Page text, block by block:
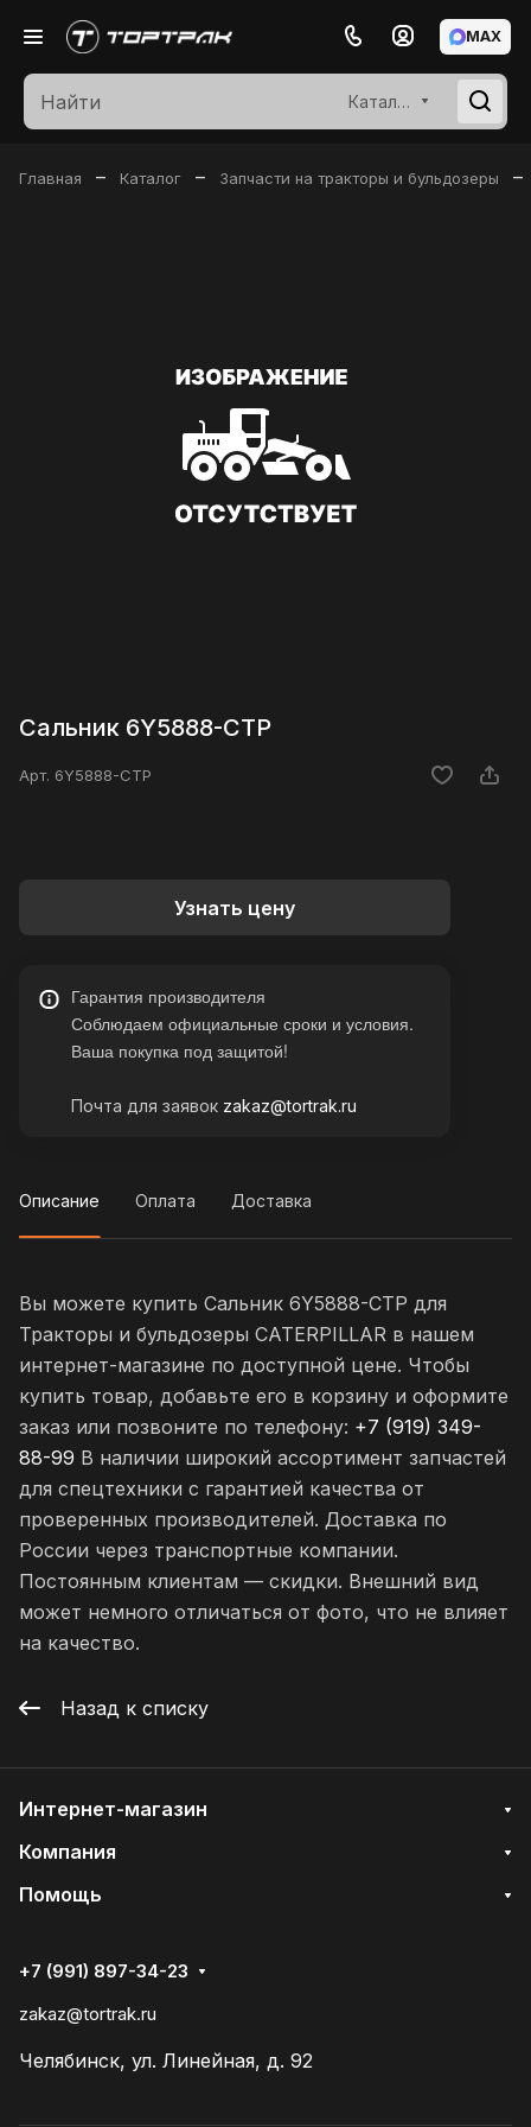
Каталог
MAX
Главная – Каталог – Запчасти на тракторы и бульдозеры –
Сальник 6Y5888-CTP
Арт. 6Y5888-CTP
Узнать цену
Гарантия производителя
Соблюдаем официальные сроки и условия.
Ваша покупка под защитой!
Почта для заявок zakaz@tortrak.ru
Описание Оплата Доставка
Вы можете купить Сальник 6Y5888-CTP для
Тракторы и бульдозеры CATERPILLAR в нашем
интернет-магазине по доступной цене. Чтобы
купить товар, добавьте его в корзину и оформите
заказ или позвоните по телефону: +7 (919) 349-
88-99 В наличии широкий ассортимент запчастей
для спецтехники с гарантией качества от
проверенных производителей. Доставка по
России через транспортные компании.
Постоянным клиентам — скидки. Внешний вид
может немного отличаться от фото, что не влияет
на качество.
Назад к списку
Интернет-магазин
Компания
Помощь
+7 (991) 897-34-23
zakaz@tortrak.ru
Челябинск, ул. Линейная, д. 92